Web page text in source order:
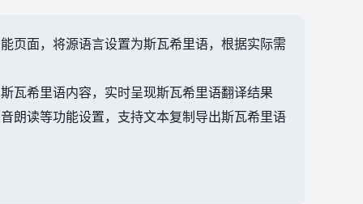
页面，将源语言设置为斯瓦希里语，根据实际需
瓦希里语内容，实时呈现斯瓦希里语翻译结果
朗读等功能设置，支持文本复制导出斯瓦希里语